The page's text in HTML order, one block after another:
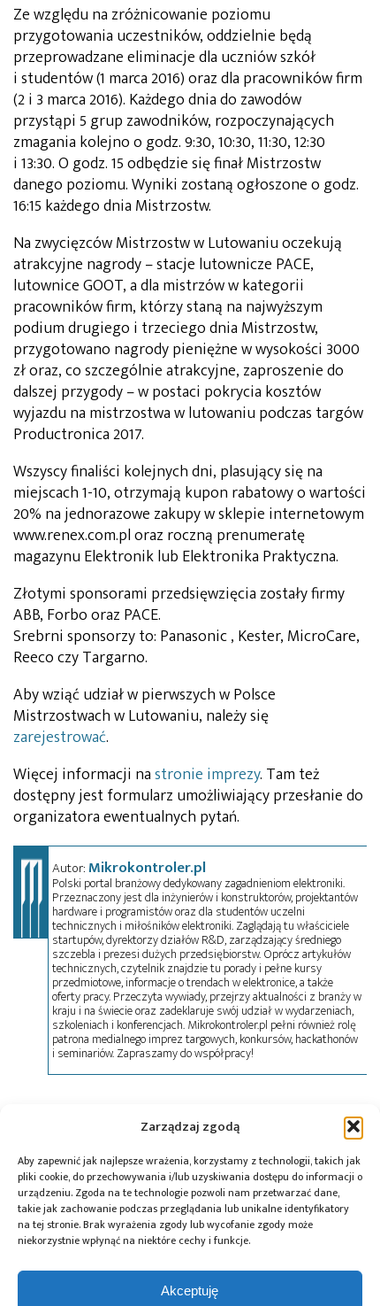
Zarządzaj zgodą
Aby zapewnić jak najlepsze wrażenia, korzystamy z technologii, takich jak
pliki cookie, do przechowywania i/lub uzyskiwania dostępu do informacji o
urządzeniu. Zgoda na te technologie pozwoli nam przetwarzać dane,
takie jak zachowanie podczas przeglądania lub unikalne identyfikatory
na tej stronie. Brak wyrażenia zgody lub wycofanie zgody może
niekorzystnie wpłynąć na niektóre cechy i funkcje.
Akceptuję
Ze względu na zróżnicowanie poziomu
przygotowania uczestników, oddzielnie będą
przeprowadzane eliminacje dla uczniów szkół
i studentów (1 marca 2016) oraz dla pracowników firm
(2 i 3 marca 2016). Każdego dnia do zawodów
przystąpi 5 grup zawodników, rozpoczynających
zmagania kolejno o godz. 9:30, 10:30, 11:30, 12:30
i 13:30. O godz. 15 odbędzie się finał Mistrzostw
danego poziomu. Wyniki zostaną ogłoszone o godz.
16:15 każdego dnia Mistrzostw.
Na zwycięzców Mistrzostw w Lutowaniu oczekują
atrakcyjne nagrody – stacje lutownicze PACE,
lutownice GOOT, a dla mistrzów w kategorii
pracowników firm, którzy staną na najwyższym
podium drugiego i trzeciego dnia Mistrzostw,
przygotowano nagrody pieniężne w wysokości 3000
zł oraz, co szczególnie atrakcyjne, zaproszenie do
dalszej przygody – w postaci pokrycia kosztów
wyjazdu na mistrzostwa w lutowaniu podczas targów
Productronica 2017.
Wszyscy finaliści kolejnych dni, plasujący się na
miejscach 1-10, otrzymają kupon rabatowy o wartości
20% na jednorazowe zakupy w sklepie internetowym
www.renex.com.pl oraz roczną prenumeratę
magazynu Elektronik lub Elektronika Praktyczna.
Złotymi sponsorami przedsięwzięcia zostały firmy
ABB, Forbo oraz PACE.
Srebrni sponsorzy to: Panasonic , Kester, MicroCare,
Reeco czy Targarno.
Aby wziąć udział w pierwszych w Polsce
Mistrzostwach w Lutowaniu, należy się
zarejestrować.
Więcej informacji nastronie imprezy. Tam też
dostępny jest formularz umożliwiający przesłanie do
organizatora ewentualnych pytań.
Autor:Mikrokontroler.pl
Polski portal branżowy dedykowany zagadnieniom elektroniki.
Przeznaczony jest dla inżynierów i konstruktorów, projektantów
hardware i programistów oraz dla studentów uczelni
technicznych i miłośników elektroniki. Zaglądają tu właściciele
startupów, dyrektorzy działów R&D, zarządzający średniego
szczebla i prezesi dużych przedsiębiorstw. Oprócz artykułów
technicznych, czytelnik znajdzie tu porady i pełne kursy
przedmiotowe, informacje o trendach w elektronice, a także
oferty pracy. Przeczyta wywiady, przejrzy aktualności z branży w
kraju i na świecie oraz zadeklaruje swój udział w wydarzeniach,
szkoleniach i konferencjach. Mikrokontroler.pl pełni również rolę
patrona medialnego imprez targowych, konkursów, hackathonów
i seminariów. Zapraszamy do współpracy!
Przeczytaj również: